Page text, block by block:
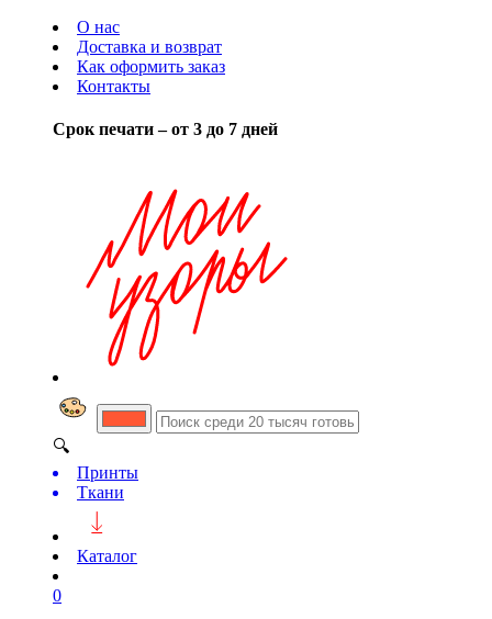
О нас
Доставка и возврат
Как оформить заказ
Контакты
Срок печати – от 3 до 7 дней
🔍
Принты
Ткани
Каталог
0